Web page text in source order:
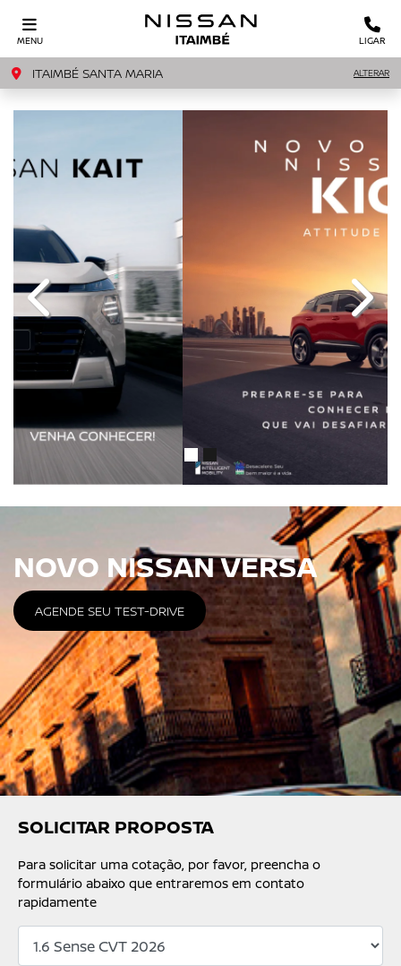
MENU LIGAR
ITAIMBÉ SANTA MARIA ALTERAR
templates.template-
SOLICITAR PROPOSTA
Para solicitar uma cotação, por favor, preencha o
formulário abaixo que entraremos em contato
rapidamente
NOVO NISSAN VERSA
AGENDE SEU TEST-DRIVE